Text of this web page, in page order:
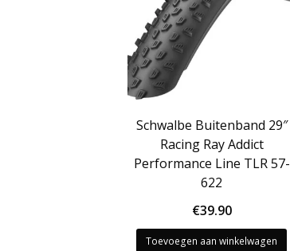
Schwalbe Buitenband 29″
Racing Ray Addict
Performance Line TLR 57-
622
€39.90
Toevoegen aan winkelwagen